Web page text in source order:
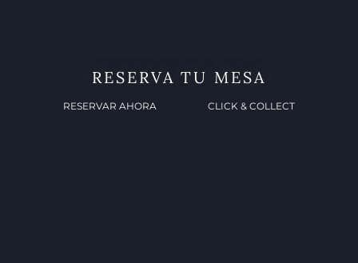
RESERVA TU MESA
RESERVAR AHORA CLICK & COLLECT